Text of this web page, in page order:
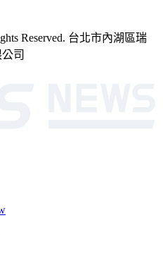
Reserved. 台北市內湖區瑞
司